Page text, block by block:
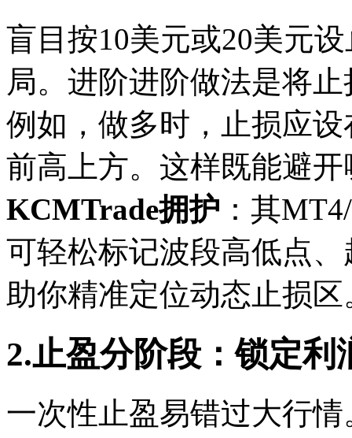
盲目按10美元或20美元
局。进阶进阶做法是将止
例如，做多时，止损应
前高上方。这样既能避
KCMTrade拥护 ：其
可轻松标记波段高低点
助你精准定位动态止损区
2.止盈分阶段：锁定利
一次性止盈易错过大行